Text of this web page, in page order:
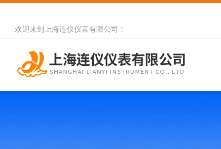
欢迎来到 上海连仪仪表有限公司 ！